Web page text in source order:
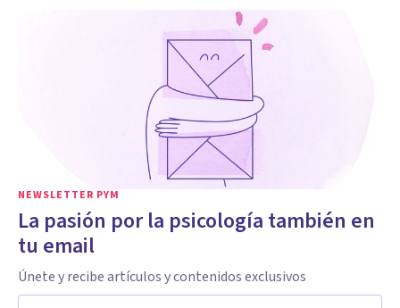
NEWSLETTER PYM
La pasión por la psicología también en
tu email
Únete y recibe artículos y contenidos exclusivos